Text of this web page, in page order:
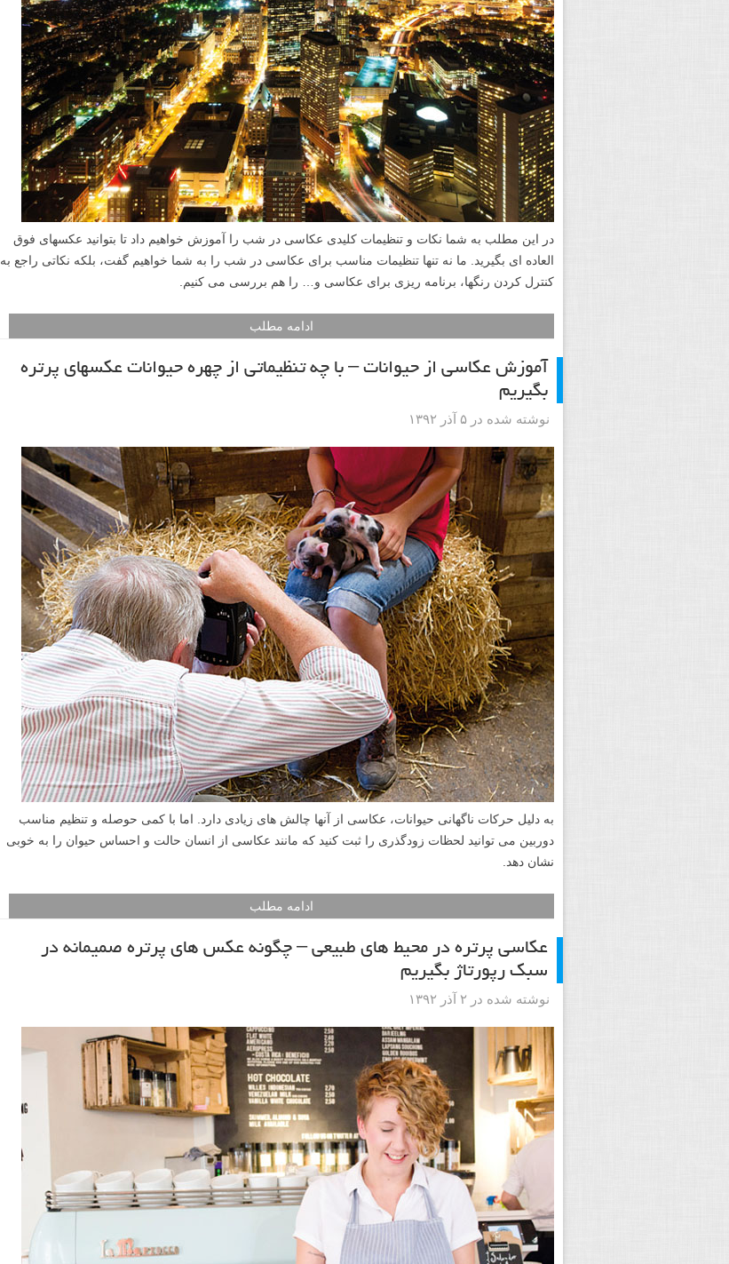
در این مطلب به شما نکات و تنظیمات کلیدی عکاسی در شب را آموزش خواهیم داد تا بتوانید عکسهای فوق
العاده ای بگیرید. ما نه تنها تنظیمات مناسب برای عکاسی در شب را به شما خواهیم گفت، بلکه نکاتی راجع به
کنترل کردن رنگها، برنامه ریزی برای عکاسی و… را هم بررسی می کنیم.
ادامه مطلب
آموزش عکاسی از حیوانات – با چه تنظیماتی از چهره حیوانات عکسهای پرتره
بگیریم
نوشته شده در ۵ آذر ۱۳۹۲
به دلیل حرکات ناگهانی حیوانات، عکاسی از آنها چالش های زیادی دارد. اما با کمی حوصله و تنظیم مناسب
دوربین می توانید لحظات زودگذری را ثبت کنید که مانند عکاسی از انسان حالت و احساس حیوان را به خوبی
نشان دهد.
ادامه مطلب
عکاسی پرتره در محیط های طبیعی – چگونه عکس های پرتره صمیمانه در
سبک رپورتاژ بگیریم
نوشته شده در ۲ آذر ۱۳۹۲